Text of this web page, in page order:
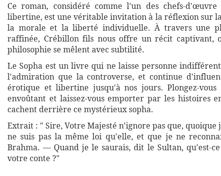
Ce roman, considéré comme l'un des chefs-
libertine, est une véritable invitation à la réflexion sur
la morale et la liberté individuelle. À travers une
raffinée, Crébillon fils nous offre un récit captivant,
philosophie se mêlent avec subtilité.
Le Sopha est un livre qui ne laisse personne
l'admiration que la controverse, et continue
érotique et libertine jusqu'à nos jours. Plongez-
envoûtant et laissez-vous emporter par les histoires
cachent derrière ce mystérieux sopha.
Extrait : " Sire, Votre Majesté n'ignore pas que, quoique
ne suis pas la même loi qu'elle, et que je ne
Brahma. — Quand je le saurais, dit le Sultan, qu'est-
votre conte ?"